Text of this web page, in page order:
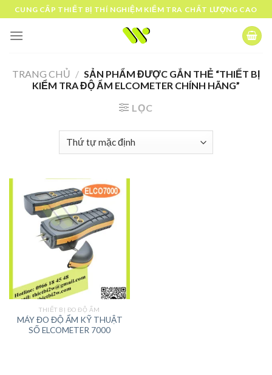
Skip
to
content
CUNG CẤP THIẾT BỊ THÍ NGHIỆM KIỂM TRA CHẤT LƯỢNG CAO
TRANG CHỦ / SẢN PHẨM ĐƯỢC GẮN THẺ “THIẾT BỊ
KIỂM TRA ĐỘ ẨM ELCOMETER CHÍNH HÃNG”
LỌC
THIẾT BỊ ĐO ĐỘ ẨM
MÁY ĐO ĐỘ ẨM KỸ THUẬT
SỐ ELCOMETER 7000